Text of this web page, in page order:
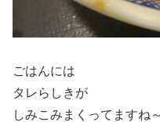
ごはんには
タレらしきが
しみこみまくってますね～